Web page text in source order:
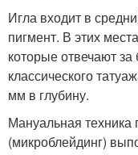
Игла входит в
пигмент. В этих
которые отвечают
классического
мм в глубину.
Мануальная
(микроблейдинг)